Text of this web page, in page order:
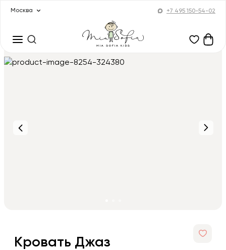
Москва +7 495 150-54-02
Кровать Джаз